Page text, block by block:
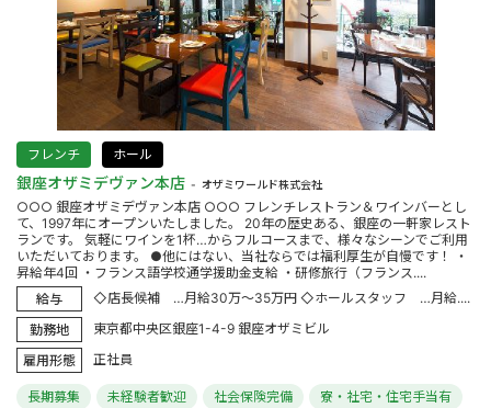
フレンチ ホール
銀座オザミデヴァン本店 オザミワールド株式会社
○○○ 銀座オザミデヴァン本店 ○○○ フレンチレストラン＆ワインバーとし
て、1997年にオープンいたしました。 20年の歴史ある、銀座の一軒家レスト
ランです。 気軽にワインを1杯…からフルコースまで、様々なシーンでご利用
いただいております。 ●他にはない、当社ならでは福利厚生が自慢です！ ・
昇給年4回 ・フランス語学校通学援助金支給 ・研修旅行（フランス....
給与
◇店長候補 …月給30万～35万円 ◇ホールスタッフ …月給....
勤務地
東京都中央区銀座1-4-9 銀座オザミビル
雇用形態
正社員
長期募集 未経験者歓迎 社会保険完備
寮・社宅・住宅手当有